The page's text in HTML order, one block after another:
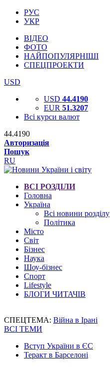
РУС
УКР
ВІДЕО
ФОТО
НАЙПОПУЛЯРНІШІ
СПЕЦПРОЕКТИ
USD
USD 44.4190
EUR 51.3207
Всі курси валют
44.4190
Авторизація
Пошук
RU
ВСІ РОЗДІЛИ
Головна
Україна
Всі новини розділу
Політика
Місто
Світ
Бізнес
Наука
Шоу-бізнес
Спорт
Lifestyle
БЛОГИ ЧИТАЧІВ
СПЕЦТЕМА: Війна в Ірані
ВСІ ТЕМИ
Вступ України в ЄС
Теракт в Барселоні